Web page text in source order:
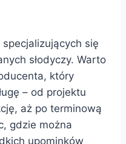
się
słodyczy. Warto
który
– od projektu
aż po terminową
gdzie można
upominków